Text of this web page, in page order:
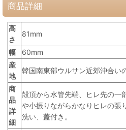
商品詳細
高
さ
81mm
幅
60mm
産
地
韓国南東部ウルサン近郊沖合い
商
品
詳
細
殻頂から水管先端、ヒレ先の一
や小振りながらかなりヒレの張
洗い、蓋付き。